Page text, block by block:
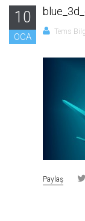
10
OCA Tems
Paylaş